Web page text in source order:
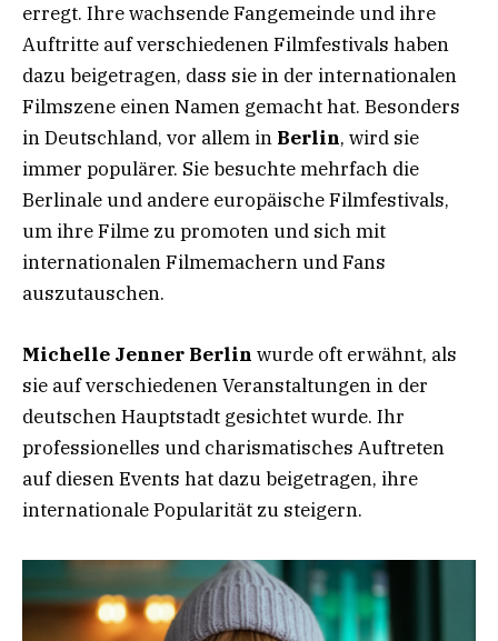
erregt. Ihre wachsende Fangemeinde und ihre
Auftritte auf verschiedenen Filmfestivals haben
dazu beigetragen, dass sie in der internationalen
Filmszene einen Namen gemacht hat. Besonders
in Deutschland, vor allem in Berlin, wird sie
immer populärer. Sie besuchte mehrfach die
Berlinale und andere europäische Filmfestivals,
um ihre Filme zu promoten und sich mit
internationalen Filmemachern und Fans
auszutauschen.
Michelle Jenner Berlin wurde oft erwähnt, als
sie auf verschiedenen Veranstaltungen in der
deutschen Hauptstadt gesichtet wurde. Ihr
professionelles und charismatisches Auftreten
auf diesen Events hat dazu beigetragen, ihre
internationale Popularität zu steigern.